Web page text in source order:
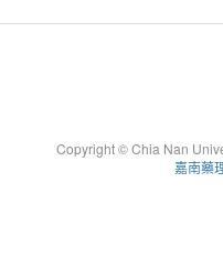
Copyright © Chia Nan
嘉南藥